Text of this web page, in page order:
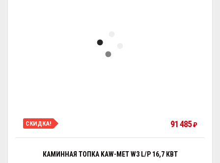
СКИДКА! 91 485₽
КАМИННАЯ ТОПКА KAW-MET W3 L/P 16,7 КВТ